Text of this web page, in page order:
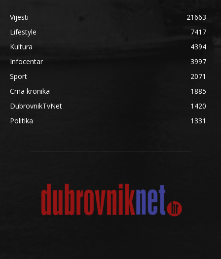
Vijesti
21663
Lifestyle
7417
Kultura
4394
Infocentar
3997
Sport
2071
Crna kronika
1885
DubrovnikTvNet
1420
Politika
1331